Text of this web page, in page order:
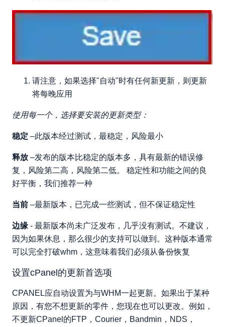
请注意，如果选择"自动"时有任何新更新，则更新
将每晚应用
使用每一个，选择要安装的更新类型：
稳定 –此版本经过测试，最稳定，风险最小
释放 –发布的版本比稳定的版本多，具有最新的错误修
复，风险第二高，风险第二低。 稳定性和功能之间的良
好平衡，我们推荐一种
当前 –最新版本，已完成一些测试，但不保证稳定性
边缘 - 最新版本尚未广泛发布，几乎没有测试。不建议，
因为如果休息，那么很少的支持可以做到。这种版本通常
可以完全打破whm，这意味着我们必须从备份恢复
设置cPanel的更新首选项
CPANEL应自动设置为与WHM一起更新。如果出于某种
原因，有您不想更新的零件，您现在也可以更改。例如，
不更新CPanel的FTP，Courier，Bandmin，NDS，